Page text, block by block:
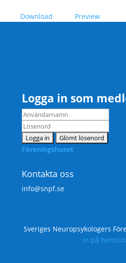
Download Preview
Logga in som
Föreningshuset
Kontakta oss
info@snpf.se
Sveriges Neuropsykologers
in på